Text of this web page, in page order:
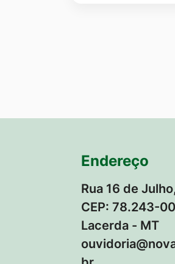
Endereço
Rua 16 de
CEP: 78.243-
Lacerda - MT